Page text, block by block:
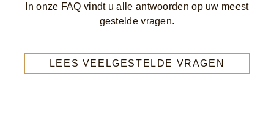
In onze FAQ vindt u alle antwoorden op uw meest
gestelde vragen.
LEES VEELGESTELDE VRAGEN